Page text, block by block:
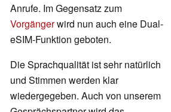
Anrufe. Im Gegensatz zum
Vorgängerwird nun auch eine Dual-
eSIM-Funktion geboten.
Die Sprachqualität ist sehr natürlich
und Stimmen werden klar
wiedergegeben. Auch von unserem